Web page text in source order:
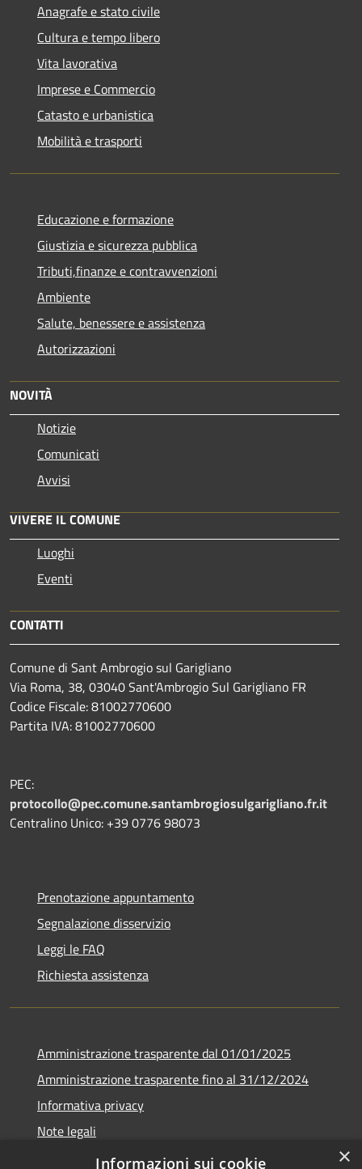
Anagrafe e stato civile
Cultura e tempo libero
Vita lavorativa
Imprese e Commercio
Catasto e urbanistica
Mobilità e trasporti
Educazione e formazione
Giustizia e sicurezza pubblica
Tributi,finanze e contravvenzioni
Ambiente
Salute, benessere e assistenza
Autorizzazioni
NOVITÀ
Notizie
Comunicati
Avvisi
VIVERE IL COMUNE
Luoghi
Eventi
CONTATTI
Comune di Sant Ambrogio sul Garigliano
Via Roma, 38, 03040 Sant'Ambrogio Sul Garigliano FR
Codice Fiscale: 81002770600
Partita IVA: 81002770600
PEC:
protocollo@pec.comune.santambrogiosulgarigliano.fr.it
Centralino Unico: +39 0776 98073
Prenotazione appuntamento
Segnalazione disservizio
Leggi le FAQ
Richiesta assistenza
Amministrazione trasparente dal 01/01/2025
Amministrazione trasparente fino al 31/12/2024
Informativa privacy
Note legali
Dichiarazione di accessibilità
×
Informazioni sui cookie